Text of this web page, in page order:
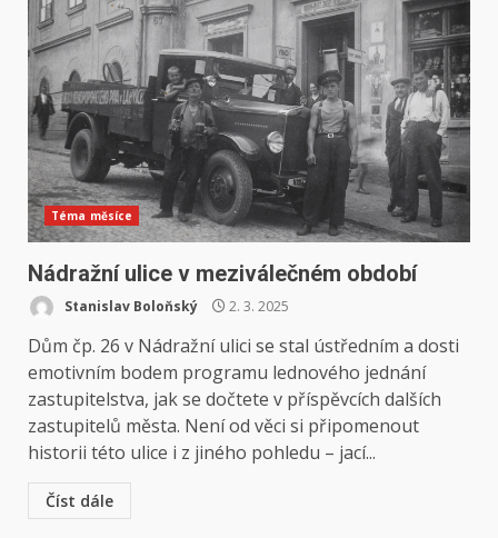
Téma měsíce
Nádražní ulice v meziválečném období
Stanislav Boloňský 2. 3. 2025
Dům čp. 26 v Nádražní ulici se stal ústředním a dosti
emotivním bodem programu lednového jednání
zastupitelstva, jak se dočtete v příspěvcích dalších
zastupitelů města. Není od věci si připomenout
historii této ulice i z jiného pohledu – jací...
Číst dále